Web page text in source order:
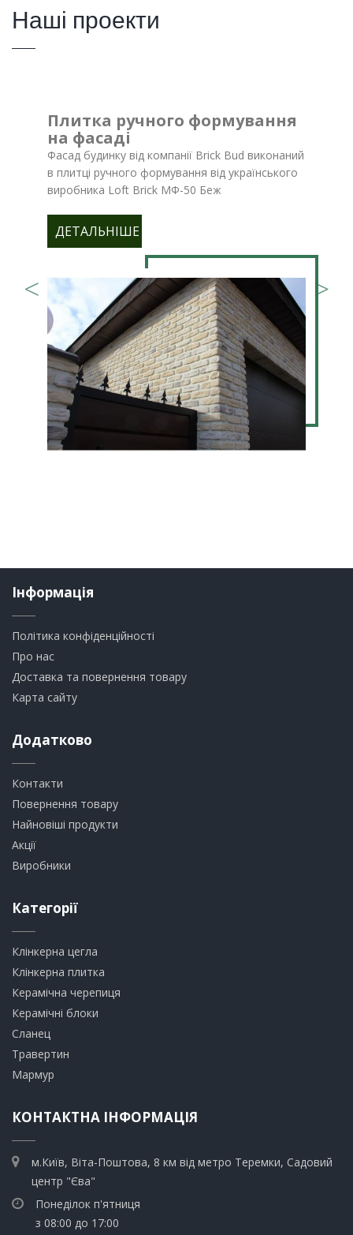
Наші проекти
Плитка ручного формування
на фасаді
Фасад будинку від компанії Brick Bud виконаний
в плитці ручного формування від українського
виробника Loft Brick МФ-50 Беж
ДЕТАЛЬНІШЕ
Інформація
Політика конфіденційності
Про нас
Доставка та повернення товару
Карта сайту
Додатково
Контакти
Повернення товару
Найновіші продукти
Акції
Виробники
Категорії
Клінкерна цегла
​Клінкерна плитка
​Керамічна черепиця
​Керамічні блоки
​Сланец
Травертин​
​Мармур
КОНТАКТНА ІНФОРМАЦІЯ
м.Київ, Віта-Поштова, 8 км від метро Теремки, Садовий
центр "Єва"
Понеділок п'ятниця
з 08:00 до 17:00